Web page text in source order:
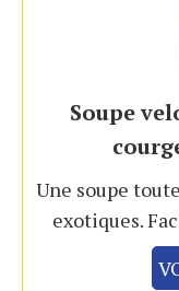
Soupe
Une soupe
exotiques.